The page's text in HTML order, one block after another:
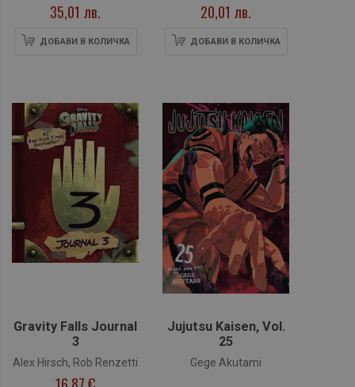
35,01 лв.
ДОБАВИ В КОЛИЧКА
20,01 лв.
ДОБАВИ В КОЛИЧКА
Gravity Falls Journal
3
Alex Hirsch, Rob Renzetti
Jujutsu Kaisen, Vol.
25
Gege Akutami